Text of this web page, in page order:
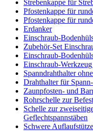
Strebenkappe für
Pfostenkappe für
Pfostenkappe für
Erdanker
Einschraub-
Zubehör-Set
Einschraub-
Einschraub-
Spanndrahthalter
Drahthalter für
Zaunpfosten- und
Rohrschelle zur
Schelle zur
Geflechtspannstäben
Schwere Auflaufstütze